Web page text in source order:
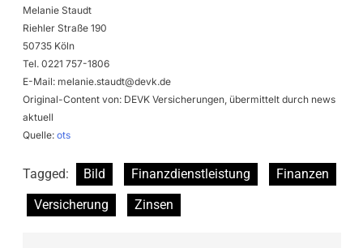
Melanie Staudt
Riehler Straße 190
50735 Köln
Tel. 0221 757-1806
E-Mail: melanie.staudt@devk.de
Original-Content von: DEVK Versicherungen, übermittelt durch news
aktuell
Quelle: ots
Tagged: Bild Finanzdienstleistung
Finanzen
Versicherung
Zinsen